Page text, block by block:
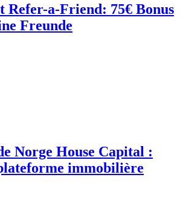
Refer-a-Friend: 75€ Bonus
Freunde
Norge House Capital :
immobilière